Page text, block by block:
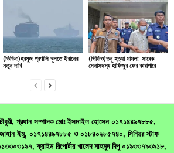
(ভিডিও)হরমুজ প্রণালি খুলতে ইরানের
নতুন দাবি
(ভিডিও)তনু হত্যা মামলা: সাবেক
সেনাসদস্য হাফিজুর ফের কারাগারে
প্রধান সম্পাদক মোঃ ইসমাইল হোসেন ০১৭১৪৪৯৭৮৮৫,
জাহান ইমু, ০১৭১৪৪৯৭৮৮৫ ও ০১৮৪০৬৮৫৭৪০, সিনিয়র স্টাফ
ক্রাইম রিপোর্টার খালেদ মাহমুদ দিপু ০১৯৩৩৭৯৩৯১৮,